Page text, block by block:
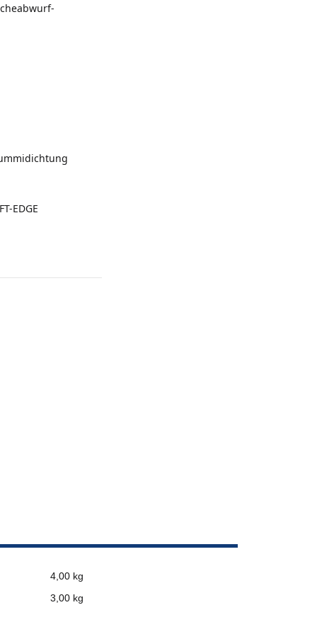
EDGE
4,00 kg
3,00 kg